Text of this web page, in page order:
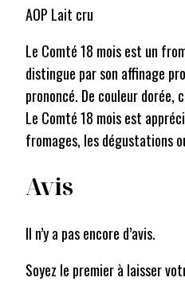
AOP Lait cru
Le Comté 18 mois est un
distingue par son affinage
prononcé. De couleur
Le Comté 18 mois est
fromages, les dégustations
Avis
Il n’y a pas encore d’avis.
Soyez le premier à laisser